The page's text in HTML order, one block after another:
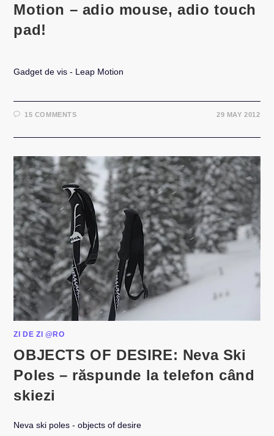
Motion – adio mouse, adio touch
pad!
Gadget de vis - Leap Motion
15 COMMENTS 29 MAY 2012
ZI DE ZI @RO
OBJECTS OF DESIRE: Neva Ski
Poles – răspunde la telefon când
skiezi
Neva ski poles - objects of desire